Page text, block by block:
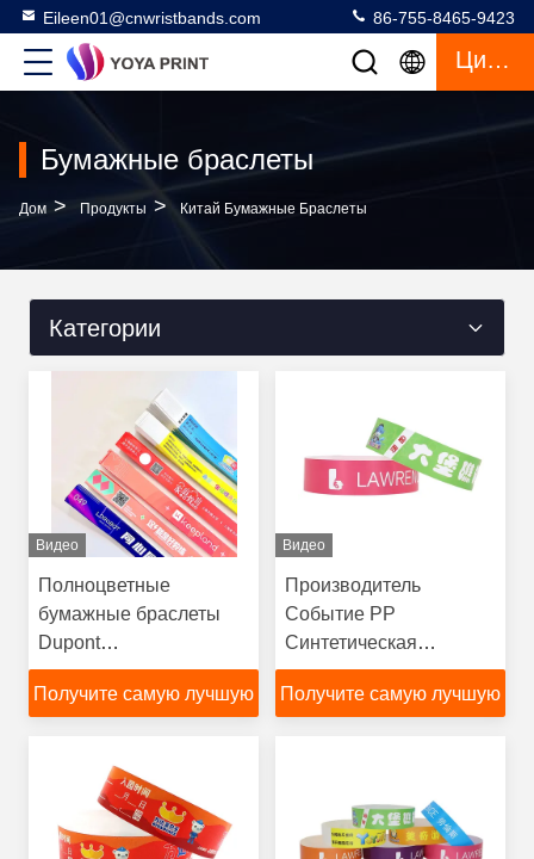
Eileen01@cnwristbands.com 86-755-8465-9423
Цитата
Бумажные браслеты
Дом > Продукты > Китай Бумажные Браслеты
Категории
Видео
Полноцветные
бумажные браслеты
Dupont
Ультрафиолетоустойчивые
Получите самую лучшую
Видео
Производитель
Событие PP
Синтетическая
бумажная браслет с
полноцветной печатью
Получите самую лучшую